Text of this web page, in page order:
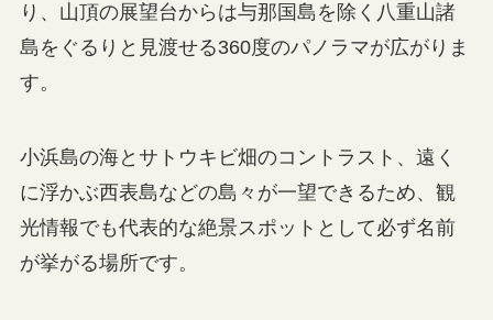
り、山頂の展望台からは与那国島を除く八重山諸
島をぐるりと見渡せる360度のパノラマが広がりま
す。
小浜島の海とサトウキビ畑のコントラスト、遠く
に浮かぶ西表島などの島々が一望できるため、観
光情報でも代表的な絶景スポットとして必ず名前
が挙がる場所です。